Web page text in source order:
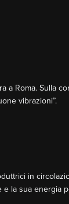
a Roma. Sulla
vibrazioni”.
in
la sua energia